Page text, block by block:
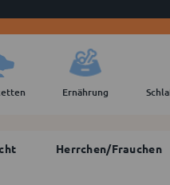
Ernährung
Herrchen/Frauchen